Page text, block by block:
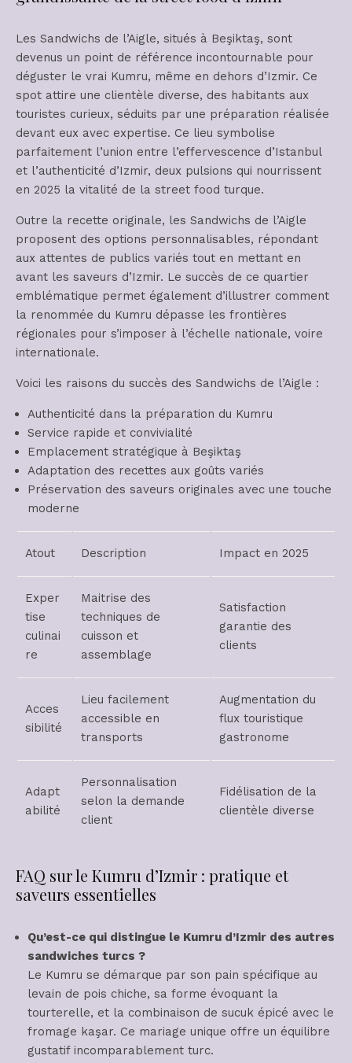
Les Sandwichs de l’Aigle, situés à Beşiktaş, sont
devenus un point de référence incontournable pour
déguster le vrai Kumru, même en dehors d’Izmir. Ce
spot attire une clientèle diverse, des habitants aux
touristes curieux, séduits par une préparation réalisée
devant eux avec expertise. Ce lieu symbolise
parfaitement l’union entre l’effervescence d’Istanbul
et l’authenticité d’Izmir, deux pulsions qui nourrissent
en 2025 la vitalité de la street food turque.
Outre la recette originale, les Sandwichs de l’Aigle
proposent des options personnalisables, répondant
aux attentes de publics variés tout en mettant en
avant les saveurs d’Izmir. Le succès de ce quartier
emblématique permet également d’illustrer comment
la renommée du Kumru dépasse les frontières
régionales pour s’imposer à l’échelle nationale, voire
internationale.
Voici les raisons du succès des Sandwichs de l’Aigle :
Authenticité dans la préparation du Kumru
Service rapide et convivialité
Emplacement stratégique à Beşiktaş
Adaptation des recettes aux goûts variés
Préservation des saveurs originales avec une touche
moderne
Atout Description Impact en 2025
Exper
tise
culinai
re
Maitrise des
techniques de
cuisson et
assemblage
Satisfaction
garantie des
clients
Acces
sibilité
Lieu facilement
accessible en
transports
Augmentation du
flux touristique
gastronome
Adapt
abilité
Personnalisation
selon la demande
client
Fidélisation de la
clientèle diverse
FAQ sur le Kumru d’Izmir : pratique et
saveurs essentielles
Qu’est-ce qui distingue le Kumru d’Izmir des autres
sandwiches turcs ?
Le Kumru se démarque par son pain spécifique au
levain de pois chiche, sa forme évoquant la
tourterelle, et la combinaison de sucuk épicé avec le
fromage kaşar. Ce mariage unique offre un équilibre
gustatif incomparablement turc.